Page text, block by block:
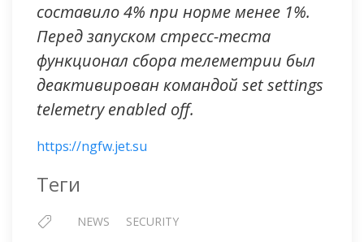
составило 4% при норме менее 1%.
Перед запуском стресс-теста
функционал сбора телеметрии был
деактивирован командой set settings
telemetry enabled off.
https://ngfw.jet.su
Теги
NEWS SECURITY